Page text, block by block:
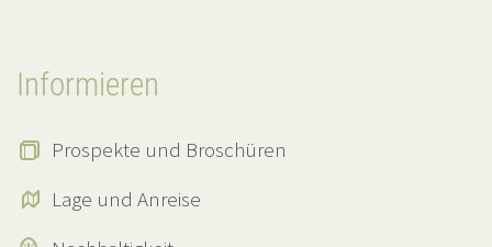
Informieren
Prospekte und Broschüren
Lage und Anreise